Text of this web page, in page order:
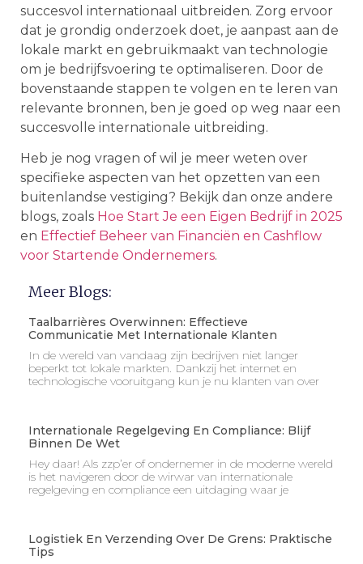
succesvol internationaal uitbreiden. Zorg ervoor
dat je grondig onderzoek doet, je aanpast aan de
lokale markt en gebruikmaakt van technologie
om je bedrijfsvoering te optimaliseren. Door de
bovenstaande stappen te volgen en te leren van
relevante bronnen, ben je goed op weg naar een
succesvolle internationale uitbreiding.
Heb je nog vragen of wil je meer weten over
specifieke aspecten van het opzetten van een
buitenlandse vestiging? Bekijk dan onze andere
blogs, zoals Hoe Start Je een Eigen Bedrijf in 2025
en Effectief Beheer van Financiën en Cashflow
voor Startende Ondernemers.
Meer Blogs:
Taalbarrières Overwinnen: Effectieve
Communicatie Met Internationale Klanten
In de wereld van vandaag zijn bedrijven niet langer
beperkt tot lokale markten. Dankzij het internet en
technologische vooruitgang kun je nu klanten van over
Internationale Regelgeving En Compliance: Blijf
Binnen De Wet
Hey daar! Als zzp’er of ondernemer in de moderne wereld
is het navigeren door de wirwar van internationale
regelgeving en compliance een uitdaging waar je
Logistiek En Verzending Over De Grens: Praktische
Tips